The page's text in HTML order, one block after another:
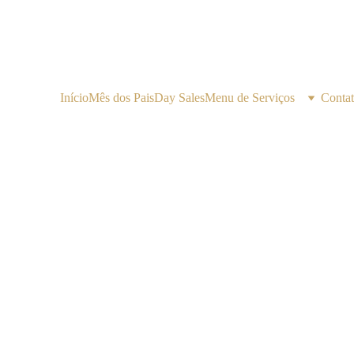
InícioMês dos PaisDay SalesMenu de Serviços